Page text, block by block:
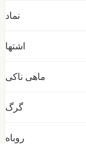
نماد
اشتها
ماهی ناکی
گرگ
روباه